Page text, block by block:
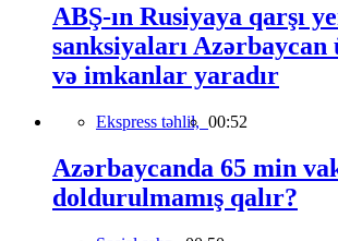
ABŞ-ın Rusiyaya qarşı
sanksiyaları
və imkanlar yaradır
Ekspress təhlil, 00:52
Azərbaycanda 65 min
doldurulmamış qalır?